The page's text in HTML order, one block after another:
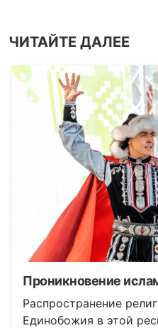
ЧИТАЙТЕ ДАЛЕЕ
Проникновение
Распространение
Единобожия в этой